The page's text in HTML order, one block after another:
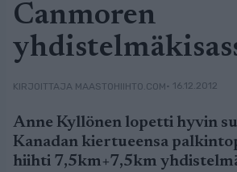
Canmoren
KIRJOITTAJA MAASTOHIIHTO.COM• 16.12.2012
Anne Kyllönen lopetti hyvin
Kanadan kiertueensa
hiihti 7,5km+7,5km